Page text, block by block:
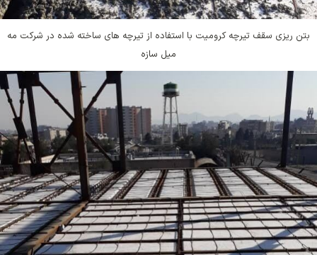
بتن ریزی سقف تیرچه کرومیت با استفاده از تیرچه های ساخته شده در شرکت مه
میل سازه